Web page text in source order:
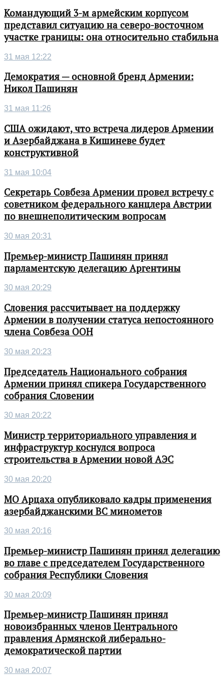
Командующий 3-м армейским корпусом
представил ситуацию на северо-восточном
участке границы: она относительно стабильна
31 мая 12:22
Демократия — основной бренд Армении:
Никол Пашинян
31 мая 11:26
США ожидают, что встреча лидеров Армении
и Азербайджана в Кишиневе будет
конструктивной
31 мая 10:04
Секретарь Совбеза Армении провел встречу с
советником федерального канцлера Австрии
по внешнеполитическим вопросам
30 мая 20:31
Премьер-министр Пашинян принял
парламентскую делегацию Аргентины
30 мая 20:29
Словения рассчитывает на поддержку
Армении в получении статуса непостоянного
члена Совбеза ООН
30 мая 20:23
Председатель Национального собрания
Армении принял спикера Государственного
собрания Словении
30 мая 20:22
Министр территориального управления и
инфраструктур коснулся вопроса
строительства в Армении новой АЭС
30 мая 20:20
МО Арцаха опубликовало кадры применения
азербайджанскими ВС минометов
30 мая 20:16
Премьер-министр Пашинян принял делегацию
во главе с председателем Государственного
собрания Республики Словения
30 мая 20:09
Премьер-министр Пашинян принял
новоизбранных членов Центрального
правления Армянской либерально-
демократической партии
30 мая 20:07